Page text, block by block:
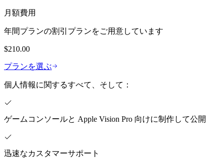
月額費用
年間プランの割引プランをご用意しています
$210.00
プランを選ぶ
個人情報に関するすべて、そして：
ゲームコンソールと Apple Vision Pro 向けに制作して公開
迅速なカスタマーサポート